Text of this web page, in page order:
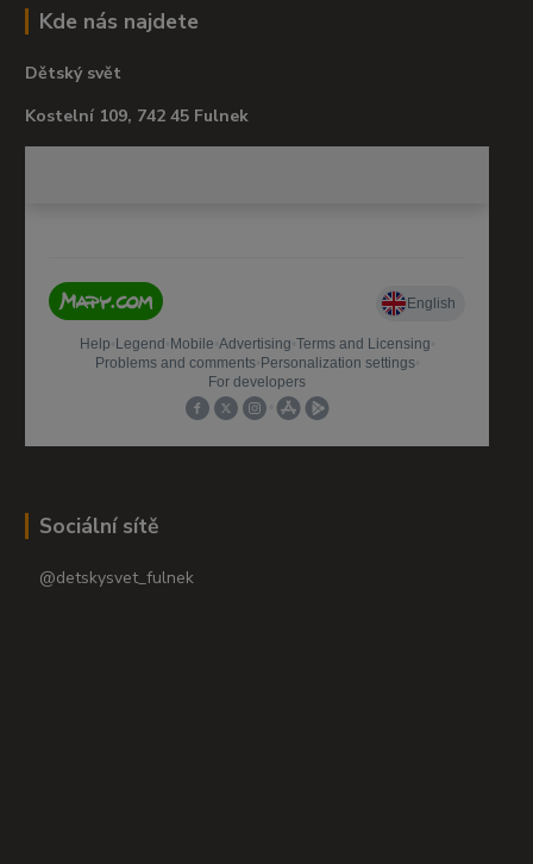
Kde nás najdete
Dětský svět
Kostelní 109, 742 45 Fulnek
Sociální sítě
@detskysvet_fulnek